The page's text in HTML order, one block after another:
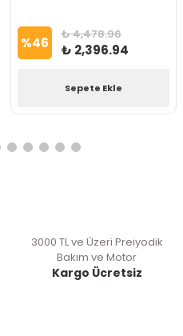
%46 ₺ 4,478.96
₺ 2,396.94
Sepete Ekle
3000 TL ve Üzeri Preiyodik
Bakım ve Motor
Kargo Ücretsiz